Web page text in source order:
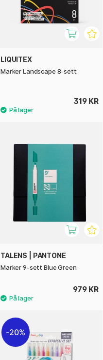
LIQUITEX
Marker Landscape 8-sett
319 KR
TALENS | PANTONE
Marker 9-sett Blue Green
979 KR
20%